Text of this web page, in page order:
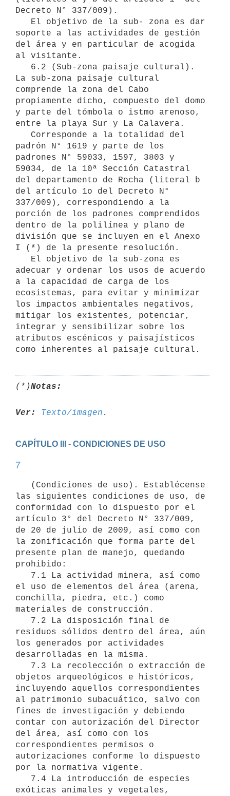
Decreto N° 337/009).
soporte a las actividades de gestión
del área y en particular de acogida
al visitante.
La sub-zona paisaje cultural
comprende la zona del Cabo
propiamente dicho, compuesto del domo
y parte del tómbola o istmo arenoso,
entre la playa Sur y La Calavera.
padrón N° 1619 y parte de los
padrones N° 59033, 1597, 3803 y
59034, de la 10ª Sección Catastral
del departamento de Rocha (literal b
del artículo 1o del Decreto N°
337/009), correspondiendo a la
porción de los padrones comprendidos
dentro de la polilínea y plano de
división que se incluyen en el Anexo
I (*) de la presente resolución.
adecuar y ordenar los usos de acuerdo
a la capacidad de carga de los
ecosistemas, para evitar y minimizar
los impactos ambientales negativos,
mitigar los existentes, potenciar,
integrar y sensibilizar sobre los
atributos escénicos y paisajísticos
como inherentes al paisaje cultural.
(*)Notas:
Ver: Texto/imagen
CAPÍTULO III - CONDICIONES DE USO
7
las siguientes condiciones de uso, de
conformidad con lo dispuesto por el
artículo 3° del Decreto N° 337/009,
de 20 de julio de 2009, así como con
la zonificación que forma parte del
presente plan de manejo, quedando
prohibido:
el uso de elementos del área (arena,
conchilla, piedra, etc.) como
materiales de construcción.
residuos sólidos dentro del área, aún
los generados por actividades
desarrolladas en la misma.
objetos arqueológicos e históricos,
incluyendo aquellos correspondientes
al patrimonio subacuático, salvo con
fines de investigación y debiendo
contar con autorización del Director
del área, así como con los
correspondientes permisos o
autorizaciones conforme lo dispuesto
por la normativa vigente.
exóticas animales y vegetales,